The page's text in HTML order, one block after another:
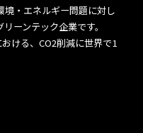
・エネルギー問題に対し
ーンテック企業です。
ける、CO2削減に世界で1